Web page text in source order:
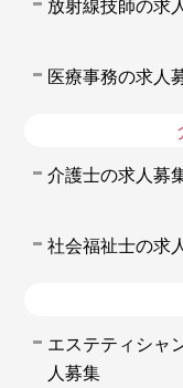
放射線技師の求
医療事務の求人
介護士の求人募
社会福祉士の求
エステティシャ
人募集